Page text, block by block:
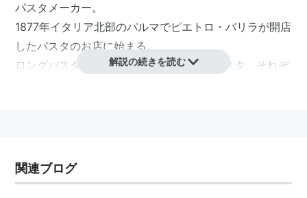
パスタメーカー。
1877年イタリア北部のパルマでピエトロ・バリラが開店
したパスタのお店に始まる。
ロングパスタ、ショートパスタ、卵入りパスタ、それぞ
解説の続きを読む
関連ブログ